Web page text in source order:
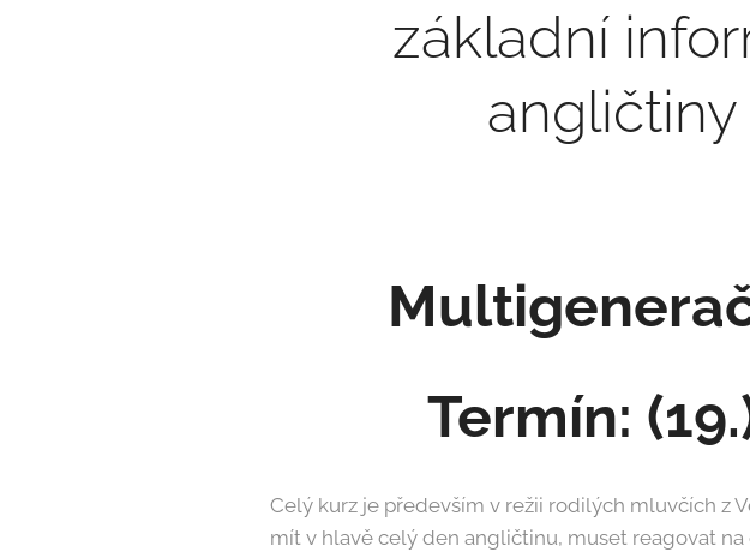
základní
Termín:
Celý kurz je především v režii rodilých mluvčích z
mít v hlavě celý den angličtinu, muset reagovat